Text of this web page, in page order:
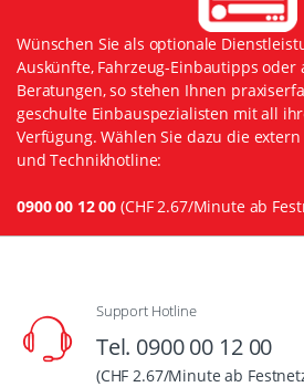
Wünschen Sie als optionale
Auskünfte, Fahrzeug-Einbautipps
Beratungen, so stehen Ihnen
geschulte Einbauspezialisten mit all
Verfügung. Wählen Sie dazu die
und Technikhotline:
0900 00 12 00 (CHF 2.67/Minute ab
Support Hotline
Tel. 0900 00 12 00
(CHF 2.67/Minute ab